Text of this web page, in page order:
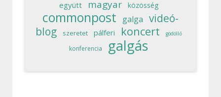
együtt magyar közösség
commonpost galga videó-
blog
szeretet pálferi koncert gödöllő
konferencia galgás